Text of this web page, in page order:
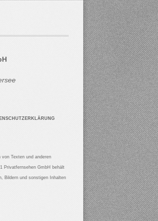
von Texten und anderen
Privatfernsehen GmbH behält
Bildern und sonstigen Inhalten